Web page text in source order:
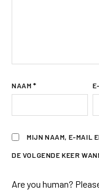
NAAM *
MIJN NAAM, E-MAIL
DE VOLGENDE KEER
Are you human?